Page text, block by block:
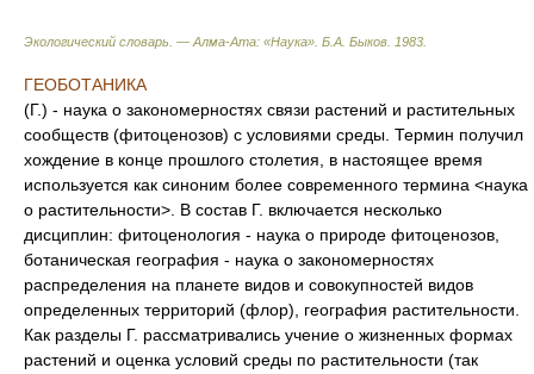
Экологический словарь. — Алма-Ата: «Наука» Б.А. Быков 1983
ГЕОБОТАНИКА
(Г.) - наука о закономерностях связи растений и растительных
сообществ (фитоценозов) с условиями среды. Термин получил
хождение в конце прошлого столетия, в настоящее время
используется как синоним более современного термина <наука
о растительности>. В состав Г. включается несколько
дисциплин: фитоценология - наука о природе фитоценозов,
ботаническая география - наука о закономерностях
распределения на планете видов и совокупностей видов
определенных территорий (флор), география растительности.
Как разделы Г. рассматривались учение о жизненных формах
растений и оценка условий среды по растительности (так